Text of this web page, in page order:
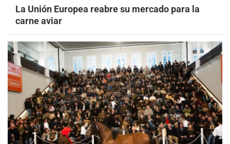
La Unión Europea reabre su mercado para la
carne aviar